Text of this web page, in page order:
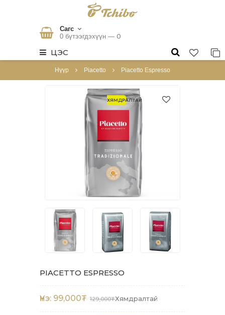
Сагс
0 бүтээгдэхүүн — 0
ЦЭС
Нүүр Piacetto Piacetto Espresso
ХЯМДРАЛТАЙ
PIACETTO ESPRESSO
Үнэ: 99,000₮ 129,000₮Хямдралтай